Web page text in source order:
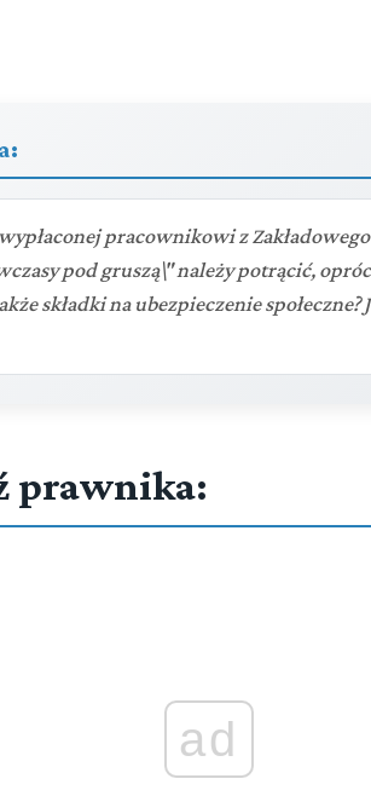
pracownikowi z
pod gruszą\" należy potrącić,
składki na ubezpieczenie społeczne?
prawnika:
ad